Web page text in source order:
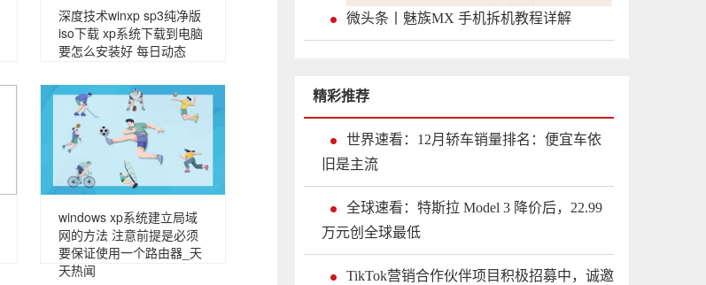
深度技术winxp sp3纯净版
iso下载 xp系统下载到电脑
要怎么安装好 每日动态
windows xp系统建立局域
网的方法 注意前提是必须
要保证使用一个路由器_天
天热闻
微头条丨魅族MX 手机拆机教程详解
精彩推荐
世界速看：12月轿车销量排名：便宜车依
旧是主流
全球速看：特斯拉 Model 3 降价后，22.99
万元创全球最低
TikTok营销合作伙伴项目积极招募中，诚邀